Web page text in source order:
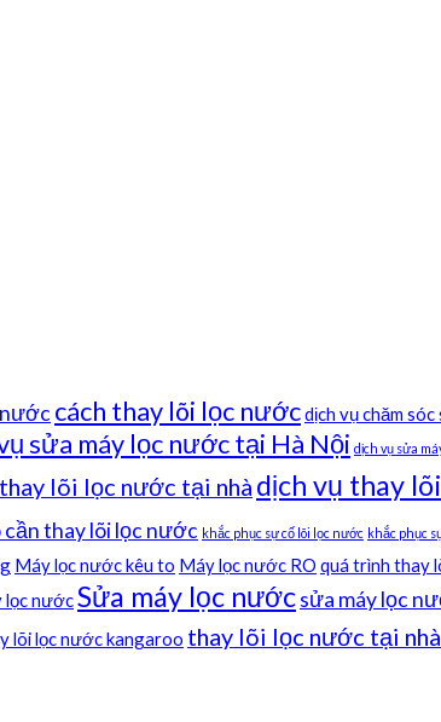
cách thay lõi lọc nướcdịch vụ chăm
sửa máy lọc nước tại Hà Nội dịch vụ sửa
lõi lọc nước tại nhà dịch vụ thay
cần thay lõi lọc nước khắc phục sự cố lõi lọc nước khắc phục
Máy lọc nước kêu to Máy lọc nước RO quá trình thay
lọc nướcSửa máy lọc nướcsửa máy lọc
lõi lọc nước kangaroo thay lõi lọc nước tại nhà